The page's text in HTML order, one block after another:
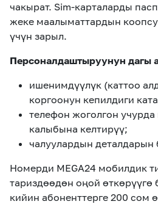
Офис картасы
жана каптоо
MegaTV MegaPay
чакырат. Sim-карталарды
жеке маалыматтардын
үчүн зарыл.
Персоналдаштыруунун дагы
ишенимдүүлүк (каттоо
коргоонун кепилдиги
телефон жоголгон
калыбына келтирүү;
чалуулардын деталдарын
Номерди MEGA24 мобилдик
тариздөөдөн оңой өткөрүүгө
кийин абоненттерге 200 сом